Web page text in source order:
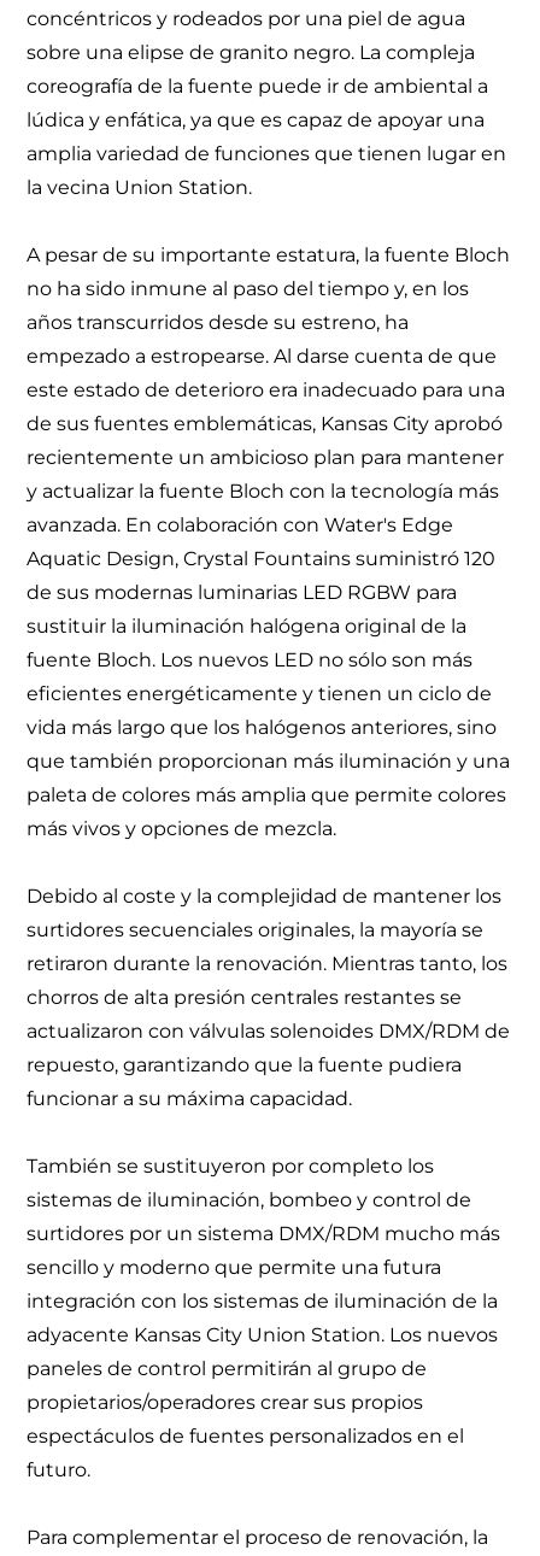
concéntricos y rodeados por una piel de agua
sobre una elipse de granito negro. La compleja
coreografía de la fuente puede ir de ambiental a
lúdica y enfática, ya que es capaz de apoyar una
amplia variedad de funciones que tienen lugar en
la vecina Union Station.
A pesar de su importante estatura, la fuente Bloch
no ha sido inmune al paso del tiempo y, en los
años transcurridos desde su estreno, ha
empezado a estropearse. Al darse cuenta de que
este estado de deterioro era inadecuado para una
de sus fuentes emblemáticas, Kansas City aprobó
recientemente un ambicioso plan para mantener
y actualizar la fuente Bloch con la tecnología más
avanzada. En colaboración con Water's Edge
Aquatic Design, Crystal Fountains suministró 120
de sus modernas luminarias LED RGBW para
sustituir la iluminación halógena original de la
fuente Bloch. Los nuevos LED no sólo son más
eficientes energéticamente y tienen un ciclo de
vida más largo que los halógenos anteriores, sino
que también proporcionan más iluminación y una
paleta de colores más amplia que permite colores
más vivos y opciones de mezcla.
Debido al coste y la complejidad de mantener los
surtidores secuenciales originales, la mayoría se
retiraron durante la renovación. Mientras tanto, los
chorros de alta presión centrales restantes se
actualizaron con válvulas solenoides DMX/RDM de
repuesto, garantizando que la fuente pudiera
funcionar a su máxima capacidad.
También se sustituyeron por completo los
sistemas de iluminación, bombeo y control de
surtidores por un sistema DMX/RDM mucho más
sencillo y moderno que permite una futura
integración con los sistemas de iluminación de la
adyacente Kansas City Union Station. Los nuevos
paneles de control permitirán al grupo de
propietarios/operadores crear sus propios
espectáculos de fuentes personalizados en el
futuro.
Para complementar el proceso de renovación, la